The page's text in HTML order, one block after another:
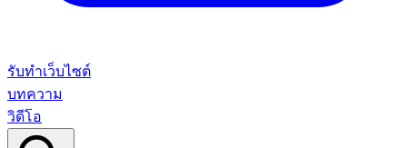
รับทำเว็บไซต์
บทความ
วิดีโอ